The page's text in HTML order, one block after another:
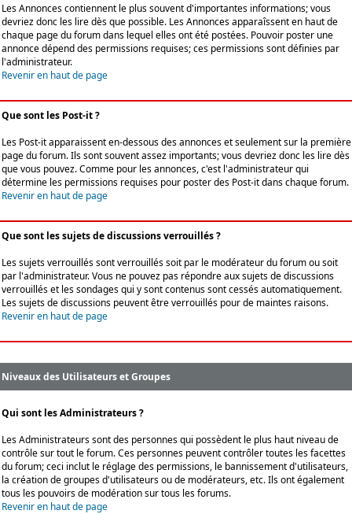
Les Annonces contiennent le plus souvent d'importantes informations; vous
devriez donc les lire dès que possible. Les Annonces apparaîssent en haut de
chaque page du forum dans lequel elles ont été postées. Pouvoir poster une
annonce dépend des permissions requises; ces permissions sont définies par
l'administrateur.
Revenir en haut de page
Que sont les Post-it ?
Les Post-it apparaissent en-dessous des annonces et seulement sur la première
page du forum. Ils sont souvent assez importants; vous devriez donc les lire dès
que vous pouvez. Comme pour les annonces, c'est l'administrateur qui
détermine les permissions requises pour poster des Post-it dans chaque forum.
Revenir en haut de page
Que sont les sujets de discussions verrouillés ?
Les sujets verrouillés sont verrouillés soit par le modérateur du forum ou soit
par l'administrateur. Vous ne pouvez pas répondre aux sujets de discussions
verrouillés et les sondages qui y sont contenus sont cessés automatiquement.
Les sujets de discussions peuvent être verrouillés pour de maintes raisons.
Revenir en haut de page
Niveaux des Utilisateurs et Groupes
Qui sont les Administrateurs ?
Les Administrateurs sont des personnes qui possèdent le plus haut niveau de
contrôle sur tout le forum. Ces personnes peuvent contrôler toutes les facettes
du forum; ceci inclut le réglage des permissions, le bannissement d'utilisateurs,
la création de groupes d'utilisateurs ou de modérateurs, etc. Ils ont également
tous les pouvoirs de modération sur tous les forums.
Revenir en haut de page